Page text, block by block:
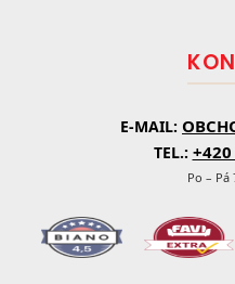
E-MAIL:
TEL.:
Po – Pá